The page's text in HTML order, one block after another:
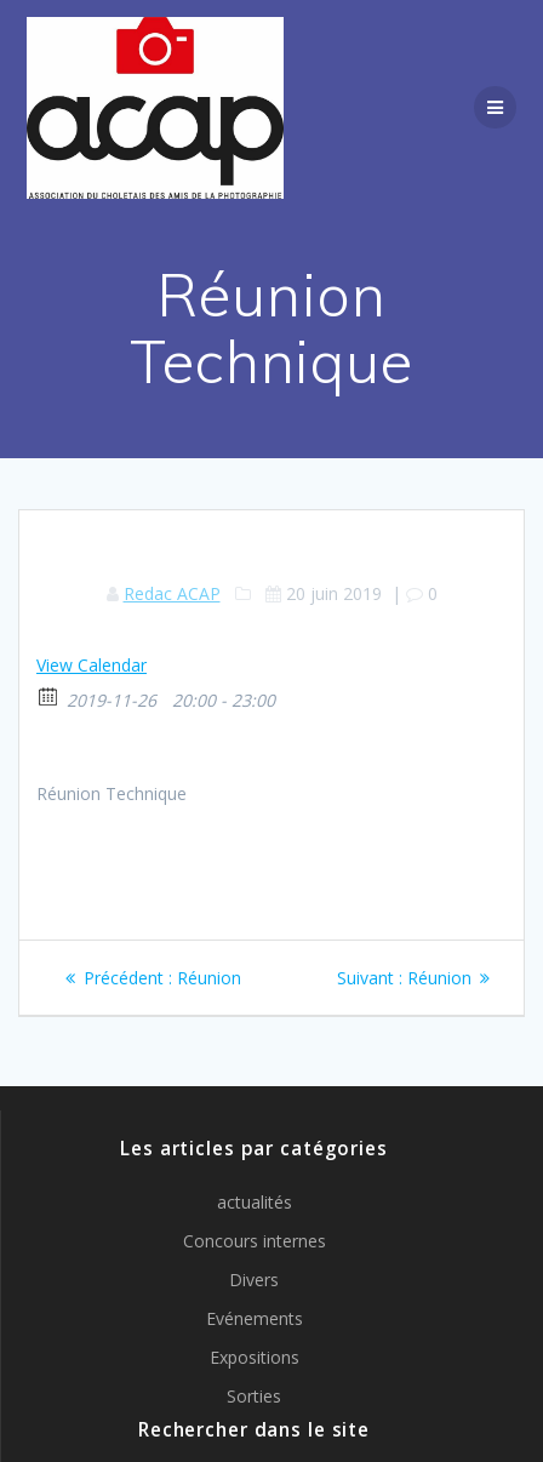
Passer
Réunion
Technique
Redac ACAP 20 juin 2019 | 0
View Calendar
2019-11-26
20:00 - 23:00
Réunion Technique
Navigation
de
Précédent : Article
Réunion Suivant : Article
Réunion
Les articles par catégories
actualités
Concours internes
Divers
Evénements
Expositions
Sorties
Rechercher dans le site